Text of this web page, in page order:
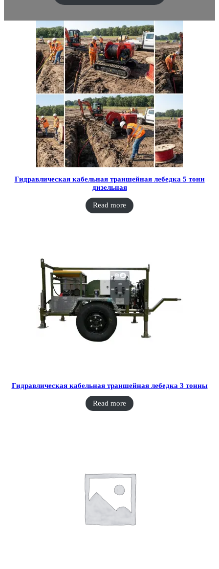
Гидравлическая кабельная траншейная лебедка 5 тонн
дизельная
Read more
Гидравлическая кабельная траншейная лебедка 3 тонны
Read more